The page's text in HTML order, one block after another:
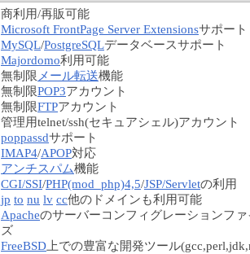
商利用/再販可能
Microsoft FrontPage Server Extensionsサポート
MySQL/PostgreSQLデータベースサポート
Majordomo利用可能
無制限 メール転送機能
無制限POP3アカウント
無制限FTPアカウント
管理用telnet/ssh(セキュアシェル)アカウント
poppassdサポート
IMAP4/APOP対応
アンチスパム機能
CGI/SSI/PHP(mod_php)4,5/JSP/Servletの利用
jp to nu lv cc他のドメインも利用可能
Apacheのサーバーコンフィグレーションフ
ズ
FreeBSD 上での豊富な開発ツール